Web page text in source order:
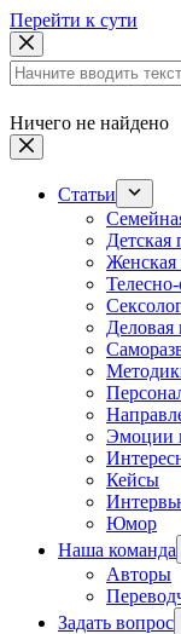
Перейти к сути
Ничего не найдено
Статьи
Детская
Женская
Деловая
Эмоции
Кейсы
Юмор
Наша команда
Авторы
Задать вопрос